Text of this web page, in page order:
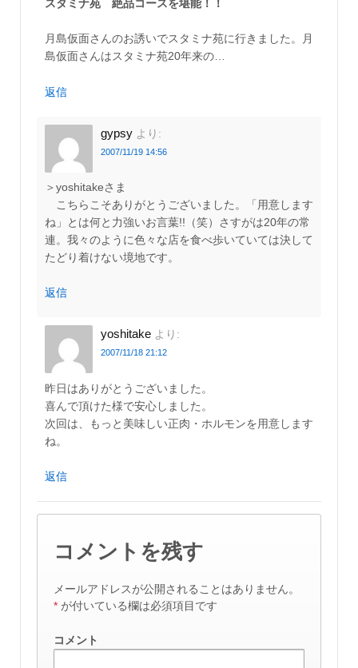
スタミナ苑 絶品コースを堪能！！
月島仮面さんのお誘いでスタミナ苑に行きました。月
島仮面さんはスタミナ苑20年来の…
返信
gypsy より:
2007/11/19 14:56
＞yoshitakeさま
こちらこそありがとうございました。「用意します
ね」とは何と力強いお言葉!!（笑）さすがは20年の常
連。我々のように色々な店を食べ歩いていては決して
たどり着けない境地です。
返信
yoshitake より:
2007/11/18 21:12
昨日はありがとうございました。
喜んで頂けた様で安心しました。
次回は、もっと美味しい正肉・ホルモンを用意します
ね。
返信
コメントを残す
メールアドレスが公開されることはありません。
* が付いている欄は必須項目です
コメント